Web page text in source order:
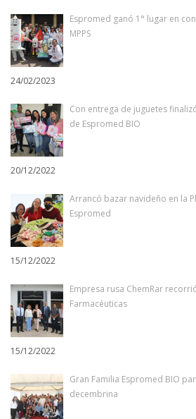
Espromed ganó 1° lugar en
MPPS
24/02/2023
Con entrega de juguetes
de Espromed BIO
20/12/2022
Arrancó bazar navideño en la
Espromed
15/12/2022
Empresa rusa ChemRar
Farmacéuticas
15/12/2022
Gran Familia Espromed BIO
decembrina